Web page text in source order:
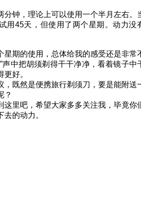
分钟，理论上可以使用一个半月左右。
用45天，但使用了两个星期。动力没
星期的使用，总体给我的感受还是非常
声中把胡须剃得干干净净，看着镜子中
好。
，既然是便携旅行剃须刀，要是能附送
？
这里吧，希望大家多多关注我，毕竟你
的动力。